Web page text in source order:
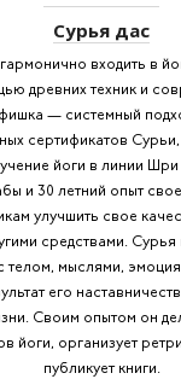
Сурья дас
входить в
древних техник и
— системный
сертификатов
йоги в линии
и 30 летний опыт
улучшить свое
средствами. Сурья
телом, мыслями,
его
Своим опытом он
йоги, организует
публикует книги.